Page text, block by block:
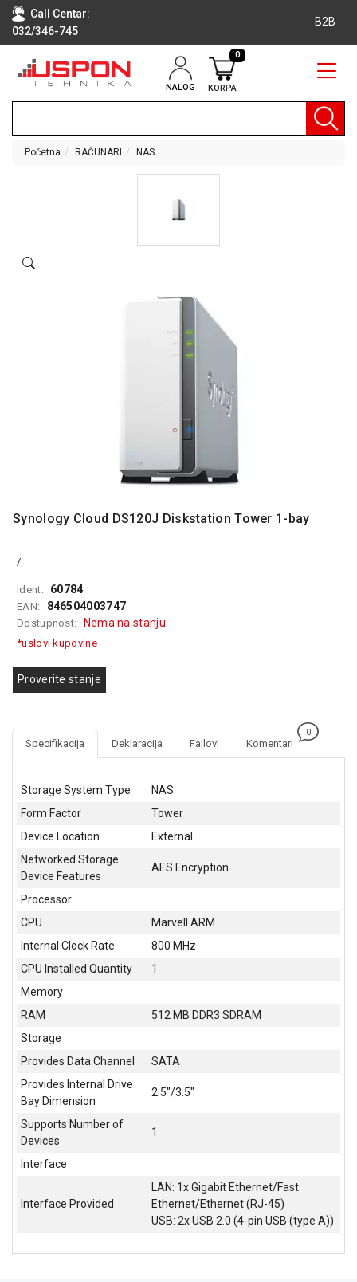
Call Centar:
032/346-745
B2B
NALOG KORPA
0
RAČUNARI
TEHNIKA
VIDEO
KUĆNI
NEGA
LICA I
RAČUNARSKE
KOMPONENTE
RAČUNARSKE
PERIFERIJE
GAMING
SOLARNI
MREŽNA
OPREMA
ŠTAMPAČI,
SKENERI I
FOTOAPARATI
GPS
VIDEO
NADZOR I
SIGURNOSNA
OPREMA
SOFTWARE
Početna RAČUNARI NAS
Synology Cloud DS120J Diskstation Tower 1-bay
/
Ident: 60784
EAN: 846504003747
Dostupnost: Nema na stanju
*uslovi kupovine
Proverite stanje
Specifikacija Deklaracija Fajlovi Komentari
0
Storage System Type
NAS
Form Factor
Tower
Device Location
External
Networked Storage
Device Features
AES Encryption
Processor
CPU
Marvell ARM
Internal Clock Rate
800 MHz
CPU Installed Quantity
1
Memory
RAM
512 MB DDR3 SDRAM
Storage
Provides Data Channel
SATA
Provides Internal Drive
Bay Dimension
2.5"/3.5"
Supports Number of
Devices
1
Interface
Interface Provided
LAN: 1x Gigabit Ethernet/Fast
Ethernet/Ethernet (RJ-45)
USB: 2x USB 2.0 (4-pin USB (type A))